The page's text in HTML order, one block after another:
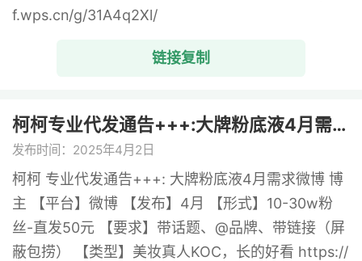
f.wps.cn/g/31A4q2Xl/
链接复制
柯柯专业代发通告+++:大牌粉底液4月需 ...
发布时间：2025年4月2日
柯柯 专业代发通告+++: 大牌粉底液4月需求微博 博
主 【平台】微博 【发布】4月 【形式】10-30w粉
丝-直发50元 【要求】带话题、@品牌、带链接（屏
蔽包捞） 【类型】美妆真人KOC，长的好看 https://